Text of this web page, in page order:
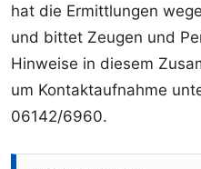
hat die Ermittlungen
und bittet Zeugen und
Hinweise in diesem
um Kontaktaufnahme
06142/6960.